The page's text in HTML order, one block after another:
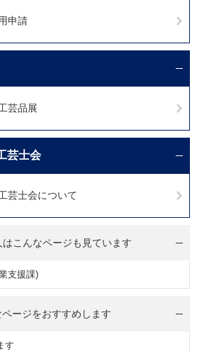
申請
芸品展
芸士会
芸士会について
はこんなページも見ています
支援課)
ページをおすすめします
す